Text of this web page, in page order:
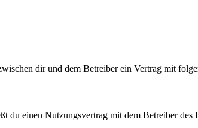
dir und dem Betreiber ein Vertrag mit
einen Nutzungsvertrag mit dem Betreiber des